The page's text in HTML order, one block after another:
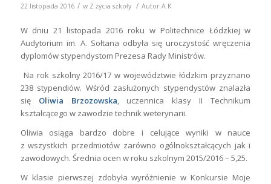
22 listopada 2016 / w Z życia szkoły / Autor A K
W dniu 21 listopada 2016 roku w Politechnice Łódzkiej w
Audytorium im. A. Sołtana odbyła się uroczystość wręczenia
dyplomów stypendystom Prezesa Rady Ministrów.
Na rok szkolny 2016/17 w województwie łódzkim przyznano
238 stypendiów. Wśród zasłużonych stypendystów znalazła
się Oliwia Brzozowska, uczennica klasy II Technikum
kształcącego w zawodzie technik weterynarii.
Oliwia osiąga bardzo dobre i celujące wyniki w nauce
z wszystkich przedmiotów zarówno ogólnokształcących jak i
zawodowych. Średnia ocen w roku szkolnym 2015/2016 – 5,25.
W klasie pierwszej zdobyła wyróżnienie w Konkursie Moje